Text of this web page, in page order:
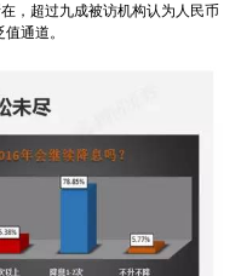
，超过九成被访机构认为人民币
通道。